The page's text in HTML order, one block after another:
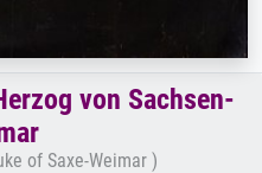
von Sachsen-
of Saxe-Weimar )